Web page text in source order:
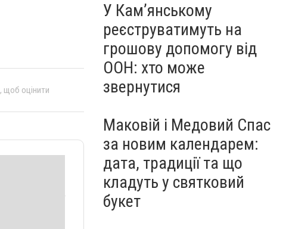
, щоб оцінити
У Кам’янському
реєструватимуть на
грошову допомогу від
ООН: хто може
звернутися
Маковій і Медовий Спас
за новим календарем:
дата, традиції та що
кладуть у святковий
букет